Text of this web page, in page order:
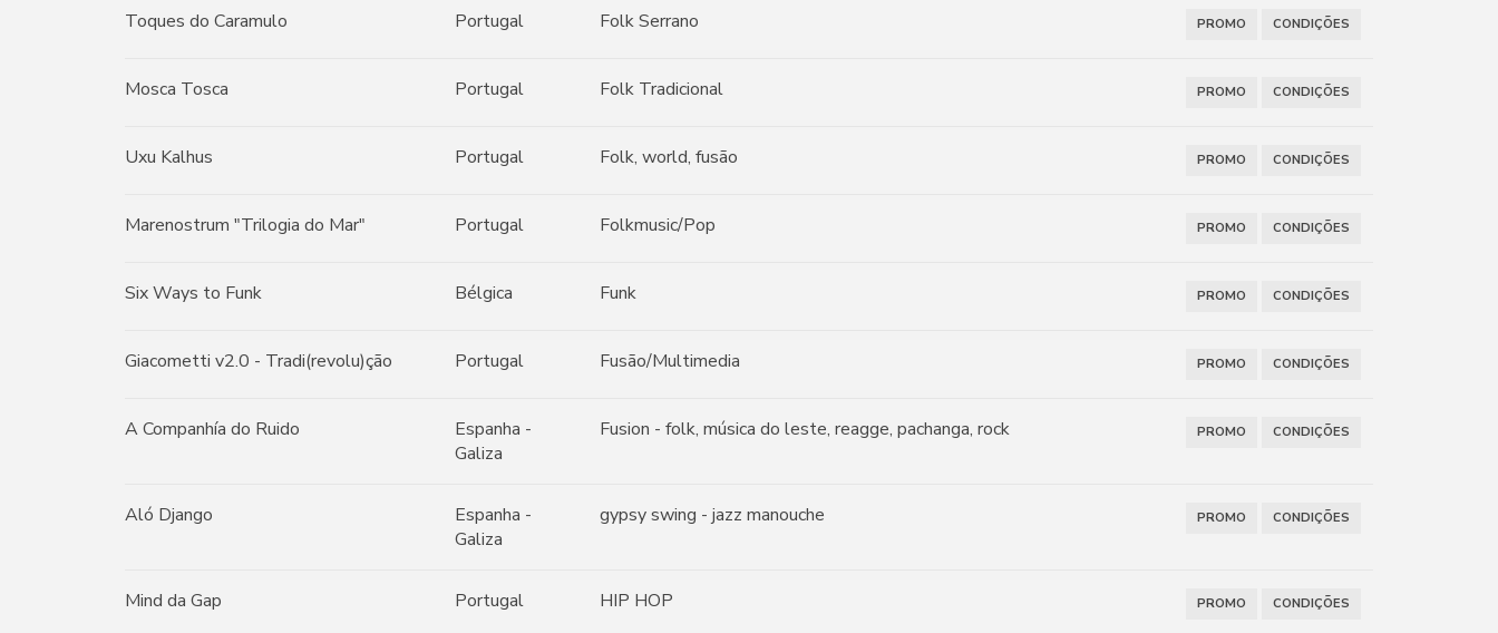
Toques do Caramulo Portugal Folk Serrano PROMO CONDIÇÕES
Mosca Tosca Portugal Folk Tradicional PROMO CONDIÇÕES
Uxu Kalhus Portugal Folk, world, fusão PROMO CONDIÇÕES
Marenostrum "Trilogia do Mar" Portugal Folkmusic/Pop PROMO CONDIÇÕES
Six Ways to Funk Bélgica Funk PROMO CONDIÇÕES
Giacometti v2.0 - Tradi(revolu)ção Portugal Fusão/Multimedia PROMO CONDIÇÕES
A Companhía do Ruido
Espanha -
Galiza
Fusion - folk, música do leste, reagge, pachanga, rock PROMO CONDIÇÕES
Aló Django
Espanha -
Galiza
gypsy swing - jazz manouche PROMO CONDIÇÕES
Mind da Gap Portugal HIP HOP PROMO CONDIÇÕES